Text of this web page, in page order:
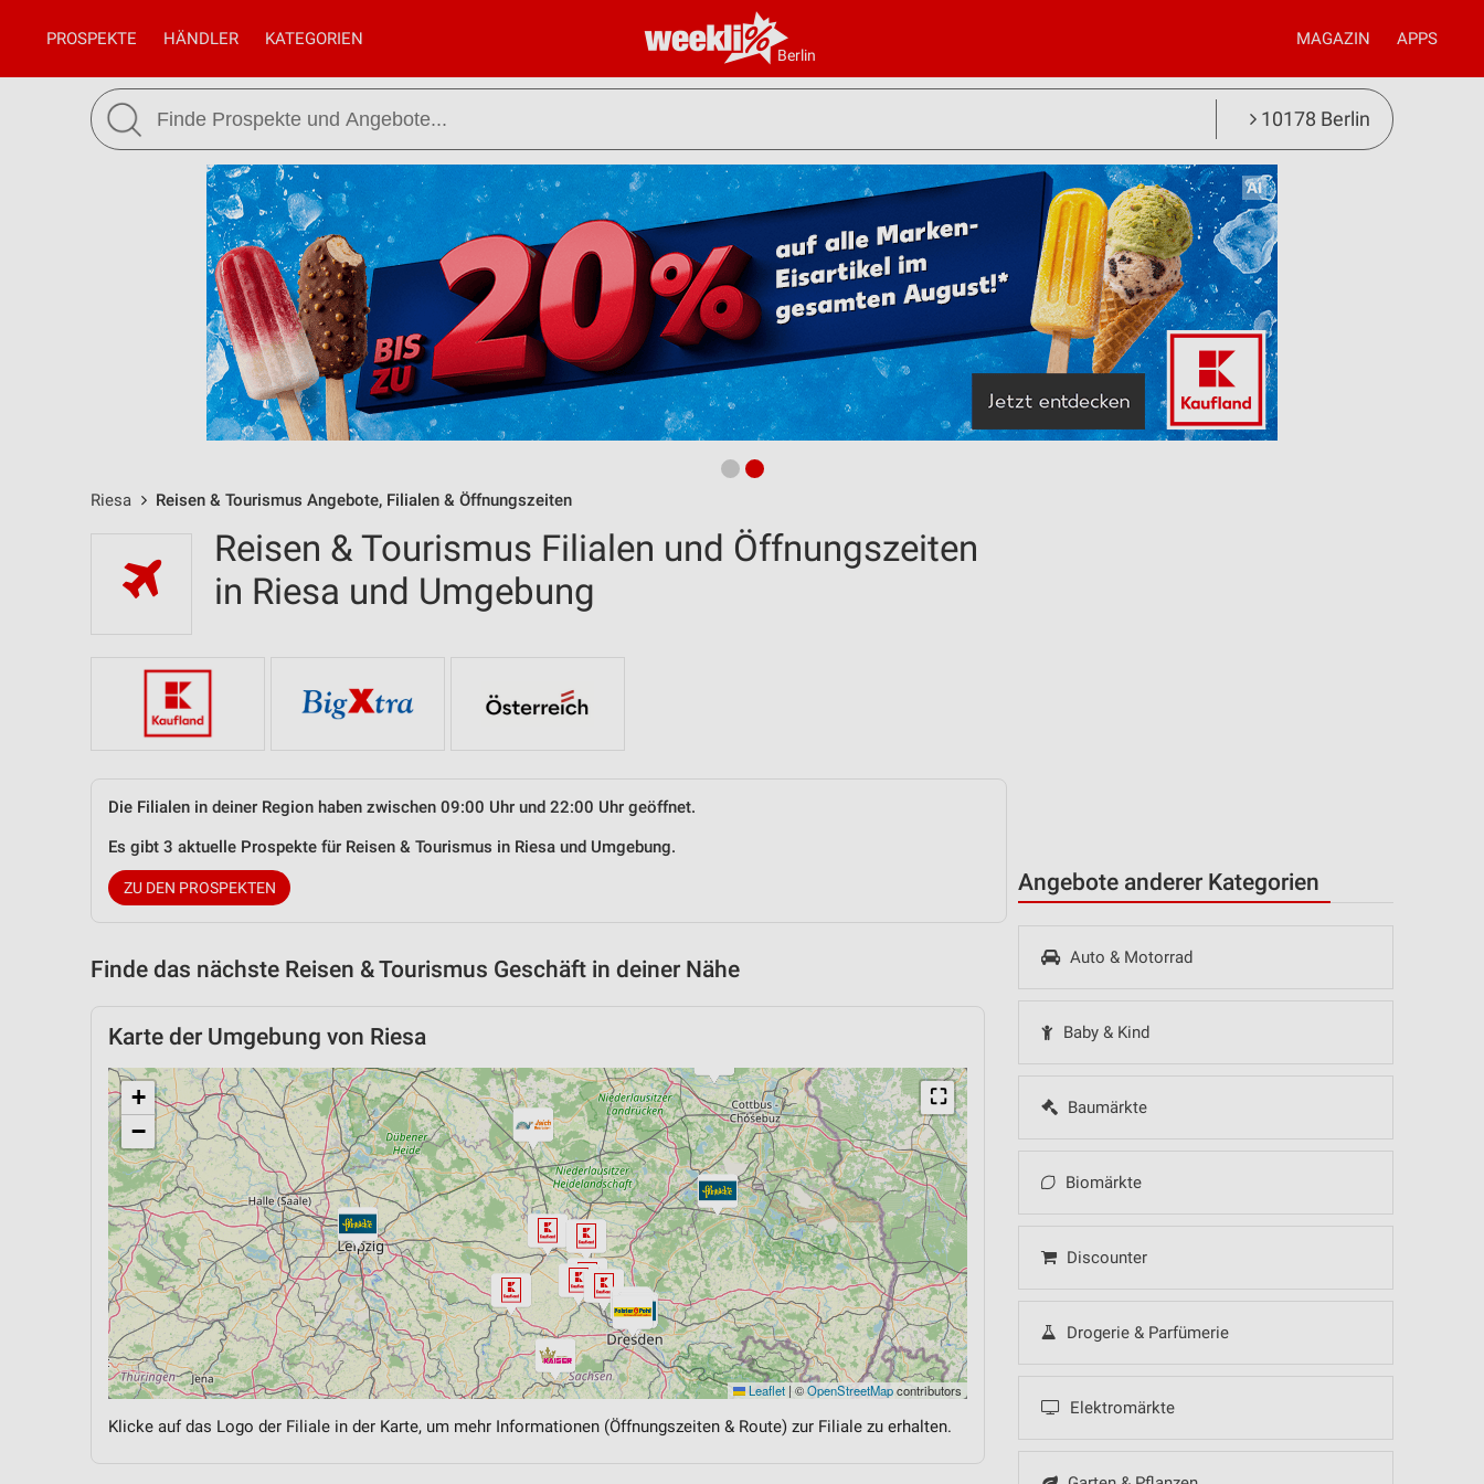
Berlin
PROSPEKTE HÄNDLER KATEGORIEN MAGAZIN APPS
10178 Berlin
Riesa Reisen & Tourismus Angebote, Filialen & Öffnungszeiten
Angebote anderer Kategorien
Auto & Motorrad
Baby & Kind
Baumärkte
Biomärkte
Discounter
Drogerie & Parfümerie
Elektromärkte
Reisen & Tourismus Filialen und Öffnungszeiten
in Riesa und Umgebung
Die Filialen in deiner Region haben zwischen 09:00 Uhr und 22:00 Uhr geöffnet.
Es gibt 3 aktuelle Prospekte für Reisen & Tourismus in Riesa und Umgebung.
ZU DEN PROSPEKTEN
Finde das nächste Reisen & Tourismus Geschäft in deiner Nähe
Karte der Umgebung von Riesa
⛶
+
−
Leaflet | ©OpenStreetMapcontributors
Klicke auf das Logo der Filiale in der Karte, um mehr Informationen (Öffnungszeiten & Route) zur Filiale zu erhalten.